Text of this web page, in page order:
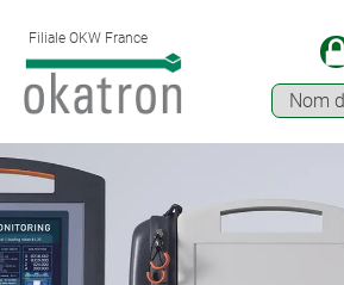
Filiale OKW France